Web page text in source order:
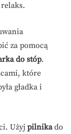
za pomocą
do stóp.
które
gładka i
Użyjpilnikado